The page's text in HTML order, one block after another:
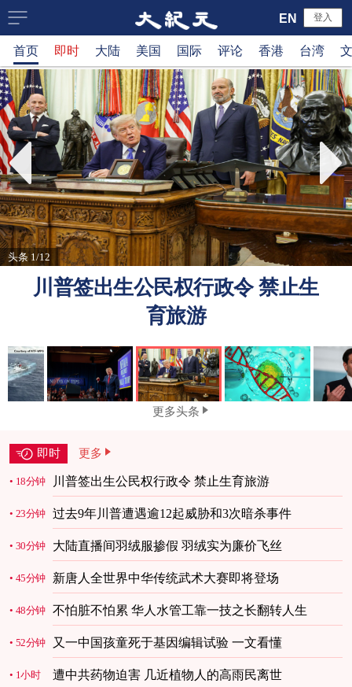
大
纪
元
新
闻
网
登入
EN
首页 即时 大陆 美国 国际 评论 香港 台湾
头条 1/12
川普签出生公民权行政令 禁止生
育旅游
更多头条
即时 更多
18分钟 川普签出生公民权行政令 禁止生育旅游
23分钟 过去9年川普遭遇逾12起威胁和3次暗杀事件
30分钟 大陆直播间羽绒服掺假 羽绒实为廉价飞丝
45分钟 新唐人全世界中华传统武术大赛即将登场
48分钟 不怕脏不怕累 华人水管工靠一技之长翻转人生
52分钟 又一中国孩童死于基因编辑试验 一文看懂
1小时 遭中共药物迫害 几近植物人的高雨民离世